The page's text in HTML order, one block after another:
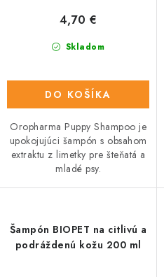
Skladom
4,70 €
DO KOŠÍKA
Oropharma Puppy Shampoo je
upokojujúci šampón s obsahom
extraktu z limetky pre šteňatá a
mladé psy.
Šampón BIOPET na citlivú a
podráždenú kožu 200 ml